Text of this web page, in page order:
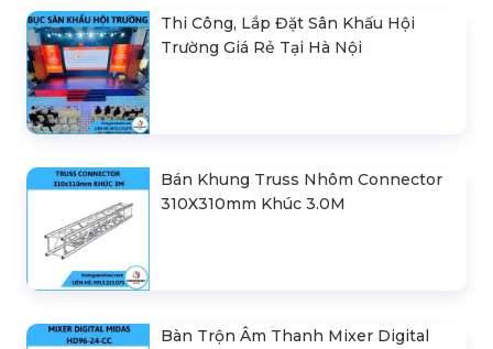
Thi Công, Lắp Đặt Sân Khấu Hội
Trường Giá Rẻ Tại Hà Nội
Bán Khung Truss Nhôm Connector
310X310mm Khúc 3.0M
Bàn Trộn Âm Thanh Mixer Digital